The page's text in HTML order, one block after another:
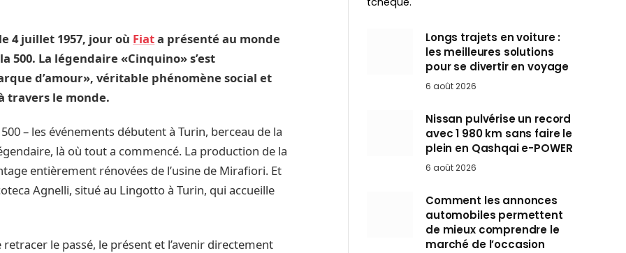
4 juillet 1957, jour où Fiata présenté au monde
500. La légendaire «Cinquino» s’est
d’amour», véritable phénomène social et
travers le monde.
– les événements débutent à Turin, berceau de la
là où tout a commencé. La production de la
entièrement rénovées de l’usine de Mirafiori. Et
Agnelli, situé au Lingotto à Turin, qui accueille
le passé, le présent et l’avenir directement
Longs trajets en voiture :
les meilleures solutions
pour se divertir en voyage
6 août 2026
Nissan pulvérise un record
avec 1 980 km sans faire le
plein en Qashqai e-POWER
6 août 2026
Comment les annonces
automobiles permettent
de mieux comprendre le
marché de l’occasion